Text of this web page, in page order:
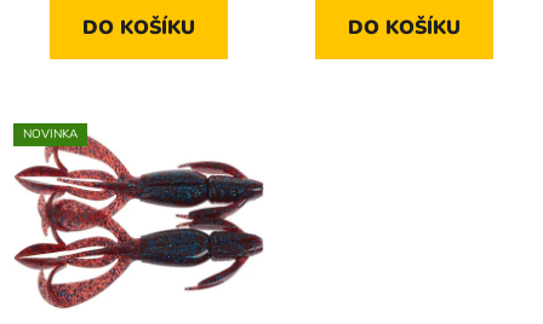
DO KOŠÍKU DO KOŠÍKU
NOVINKA